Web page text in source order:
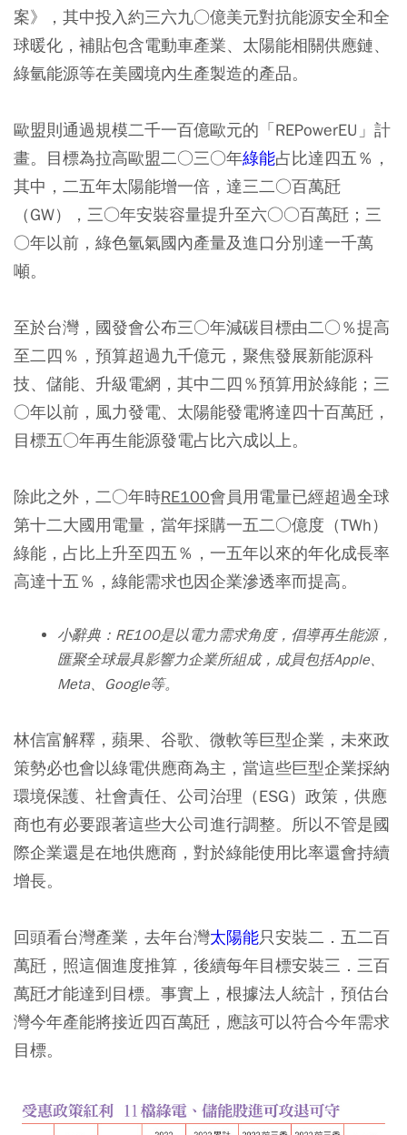
案》，其中投入約三六九○億美元對抗能源安全和全
球暖化，補貼包含電動車產業、太陽能相關供應鏈、
綠氫能源等在美國境內生產製造的產品。
歐盟則通過規模二千一百億歐元的「REPowerEU」計
畫。目標為拉高歐盟二○三○年綠能占比達四五％，
其中，二五年太陽能增一倍，達三二○百萬瓩
（GW），三○年安裝容量提升至六○○百萬瓩；三
○年以前，綠色氫氣國內產量及進口分別達一千萬
噸。
至於台灣，國發會公布三○年減碳目標由二○％提高
至二四％，預算超過九千億元，聚焦發展新能源科
技、儲能、升級電網，其中二四％預算用於綠能；三
○年以前，風力發電、太陽能發電將達四十百萬瓩，
目標五○年再生能源發電占比六成以上。
除此之外，二○年時RE100會員用電量已經超過全球
第十二大國用電量，當年採購一五二○億度（TWh）
綠能，占比上升至四五％，一五年以來的年化成長率
高達十五％，綠能需求也因企業滲透率而提高。
小辭典：RE100是以電力需求角度，倡導再生能源，
匯聚全球最具影響力企業所組成，成員包括Apple、
Meta、Google等。
林信富解釋，蘋果、谷歌、微軟等巨型企業，未來政
策勢必也會以綠電供應商為主，當這些巨型企業採納
環境保護、社會責任、公司治理（ESG）政策，供應
商也有必要跟著這些大公司進行調整。所以不管是國
際企業還是在地供應商，對於綠能使用比率還會持續
增長。
回頭看台灣產業，去年台灣太陽能只安裝二．五二百
萬瓩，照這個進度推算，後續每年目標安裝三．三百
萬瓩才能達到目標。事實上，根據法人統計，預估台
灣今年產能將接近四百萬瓩，應該可以符合今年需求
目標。